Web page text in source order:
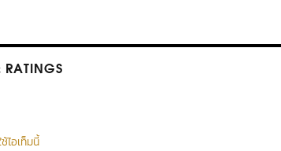
RATINGS
ไอเท็มนี้